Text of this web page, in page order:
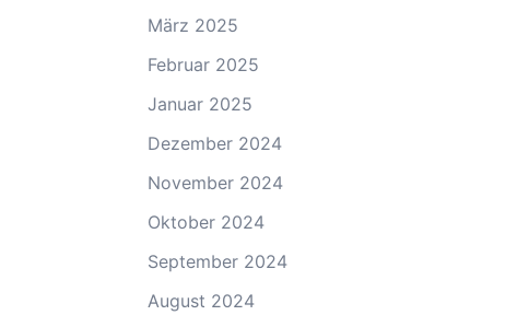
März 2025
Februar 2025
Januar 2025
Dezember 2024
November 2024
Oktober 2024
September 2024
August 2024